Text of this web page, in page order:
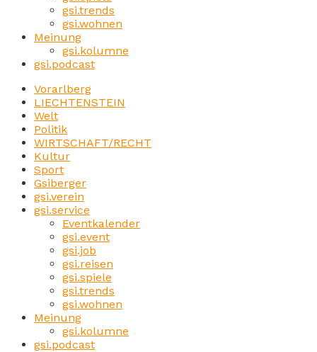
gsi.trends
gsi.wohnen
Meinung
gsi.kolumne
gsi.podcast
Vorarlberg
LIECHTENSTEIN
Welt
Politik
WIRTSCHAFT/RECHT
Kultur
Sport
Gsiberger
gsi.verein
gsi.service
Eventkalender
gsi.event
gsi.job
gsi.reisen
gsi.spiele
gsi.trends
gsi.wohnen
Meinung
gsi.kolumne
gsi.podcast